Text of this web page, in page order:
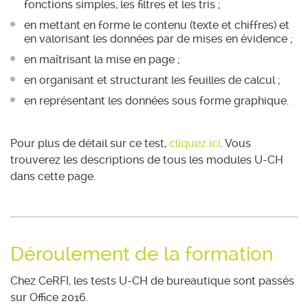
fonctions simples, les filtres et les tris ;
en mettant en forme le contenu (texte et chiffres) et
en valorisant les données par de mises en évidence ;
en maîtrisant la mise en page ;
en organisant et structurant les feuilles de calcul ;
en représentant les données sous forme graphique.
Pour plus de détail sur ce test, cliquez ici. Vous
trouverez les descriptions de tous les modules U-CH
dans cette page.
Déroulement de la formation
Chez CeRFI, les tests U-CH de bureautique sont passés
sur Office 2016.